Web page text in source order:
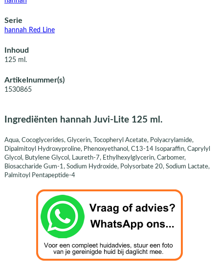
Serie
hannah Red Line
Inhoud
125 ml.
Artikelnummer(s)
1530865
Ingrediënten hannah Juvi-Lite 125 ml.
Aqua, Cocoglycerides, Glycerin, Tocopheryl Acetate, Polyacrylamide,
Dipalmitoyl Hydroxyproline, Phenoxyethanol, C13-14 Isoparaffin, Caprylyl
Glycol, Butylene Glycol, Laureth-7, Ethylhexylglycerin, Carbomer,
Biosaccharide Gum-1, Sodium Hydroxide, Polysorbate 20, Sodium Lactate,
Palmitoyl Pentapeptide-4